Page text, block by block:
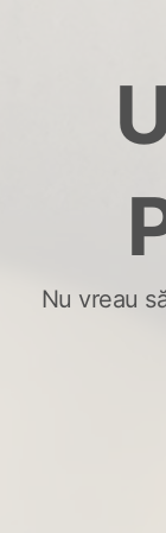
Nu vreau